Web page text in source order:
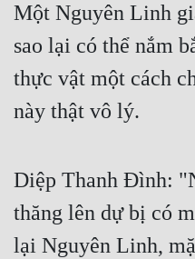
Dã Sử
Dị Giới
Dị Năng
Gia Đấu
Huyền Huyễn
Một Nguyên Linh
sao lại có thể nắm
thực vật một cách
này thật vô lý.
Diệp Thanh Đình:
thăng lên dự bị có
lại Nguyên Linh,